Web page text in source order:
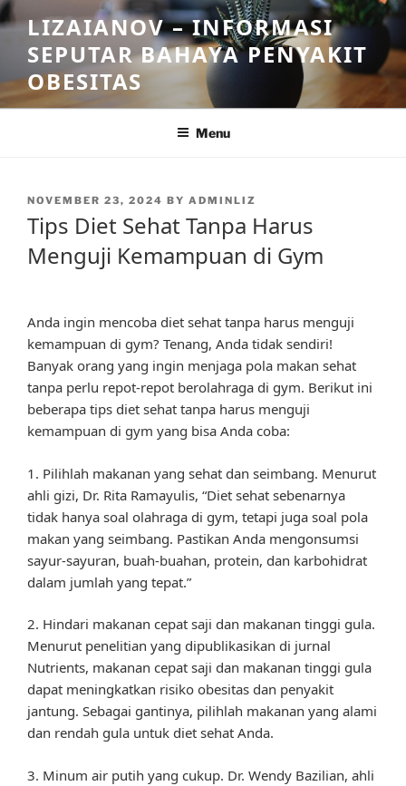
Skip
to
content
LIZAIANOV – INFORMASI
SEPUTAR BAHAYA PENYAKIT
OBESITAS
Menu
POSTED
ON
NOVEMBER 23, 2024 BY ADMINLIZ
Tips Diet Sehat Tanpa Harus
Menguji Kemampuan di Gym
Anda ingin mencoba diet sehat tanpa harus menguji
kemampuan di gym? Tenang, Anda tidak sendiri!
Banyak orang yang ingin menjaga pola makan sehat
tanpa perlu repot-repot berolahraga di gym. Berikut ini
beberapa tips diet sehat tanpa harus menguji
kemampuan di gym yang bisa Anda coba:
1. Pilihlah makanan yang sehat dan seimbang. Menurut
ahli gizi, Dr. Rita Ramayulis, “Diet sehat sebenarnya
tidak hanya soal olahraga di gym, tetapi juga soal pola
makan yang seimbang. Pastikan Anda mengonsumsi
sayur-sayuran, buah-buahan, protein, dan karbohidrat
dalam jumlah yang tepat.”
2. Hindari makanan cepat saji dan makanan tinggi gula.
Menurut penelitian yang dipublikasikan di jurnal
Nutrients, makanan cepat saji dan makanan tinggi gula
dapat meningkatkan risiko obesitas dan penyakit
jantung. Sebagai gantinya, pilihlah makanan yang alami
dan rendah gula untuk diet sehat Anda.
3. Minum air putih yang cukup. Dr. Wendy Bazilian, ahli